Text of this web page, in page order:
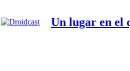
Un lugar en el